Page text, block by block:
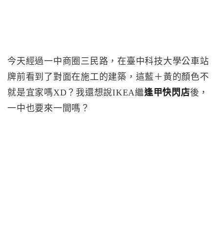
今天經過一中商圈三民路，在臺中科技大學公車站
牌前看到了對面在施工的建築，這藍＋黃的顏色不
就是宜家嗎XD？我還想說IKEA繼逢甲快閃店後，
一中也要來一間嗎？